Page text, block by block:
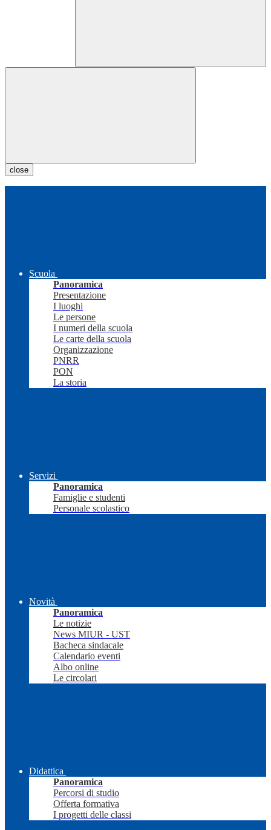
close
Scuola
Panoramica
Presentazione
I luoghi
Le persone
I numeri della scuola
Le carte della scuola
Organizzazione
PNRR
PON
La storia
Servizi
Panoramica
Famiglie e studenti
Personale scolastico
Novità
Panoramica
Le notizie
News MIUR - UST
Bacheca sindacale
Calendario eventi
Albo online
Le circolari
Didattica
Panoramica
Percorsi di studio
Offerta formativa
I progetti delle classi